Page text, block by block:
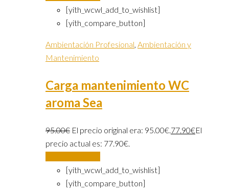
[yith_wcwl_add_to_wishlist]
[yith_compare_button]
Ambientación Profesional Ambientación y
Mantenimiento
Carga mantenimiento WC
aroma Sea
95.00€ El precio original era: 95.00€. 77.90€El
precio actual es: 77.90€.
[yith_wcwl_add_to_wishlist]
[yith_compare_button]